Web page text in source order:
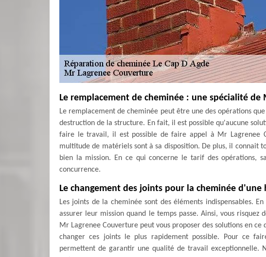
Le remplacement de cheminée : une spécialité de
Le remplacement de cheminée peut être une des opérations
destruction de la structure. En fait, il est possible qu'aucune
faire le travail, il est possible de faire appel à Mr Lagrenee
multitude de matériels sont à sa disposition. De plus, il connait
bien la mission. En ce qui concerne le tarif des opérations,
concurrence.
Le changement des joints pour la cheminée
Les joints de la cheminée sont des éléments indispensables.
assurer leur mission quand le temps passe. Ainsi, vous
Mr Lagrenee Couverture peut vous proposer des solutions en
changer ces joints le plus rapidement possible. Pour ce
permettent de garantir une qualité de travail exceptionnelle.